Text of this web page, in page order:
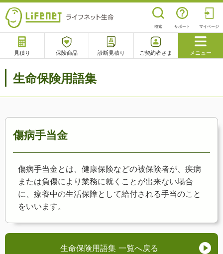
検索 サポート マイページ
見積り 保険商品 診断見積り ご契約者さま メニュー
サポート
生命保険用語集
傷病手当金
傷病手当金とは、健康保険などの被保険者が、疾病
または負傷により業務に就くことが出来ない場合
に、療養中の生活保障として給付される手当のこと
をいいます。
生命保険用語集 一覧へ戻る